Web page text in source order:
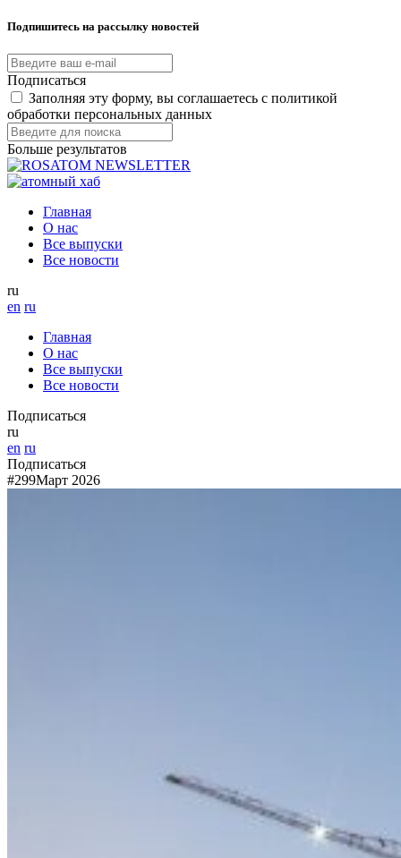
Подпишитесь на рассылку новостей
Подписаться
Заполняя эту форму, вы соглашаетесь с политикой
обработки персональных данных
Больше результатов
Главная
О нас
Все выпуски
Все новости
ru
en ru
Главная
О нас
Все выпуски
Все новости
Подписаться
ru
en ru
Подписаться
#299Март 2026